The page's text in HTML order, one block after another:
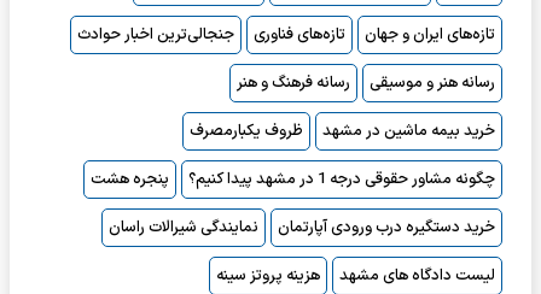
تازه‌های ایران و جهان
تازه‌های فناوری
جنجالی‌ترین اخبار حوادث
رسانه هنر و موسیقی
رسانه فرهنگ و هنر
خرید بیمه ماشین در مشهد
ظروف یکبارمصرف
چگونه مشاور حقوقی درجه 1 در مشهد پیدا کنیم؟
پنجره هشت
خرید دستگیره درب ورودی آپارتمان
نمایندگی شیرالات راسان
لیست دادگاه های مشهد
هزینه پروتز سینه